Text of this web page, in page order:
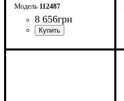
112487
8 656грн